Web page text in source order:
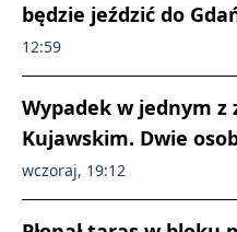
będzie jeździć do
12:59
Wypadek w jednym z
Kujawskim. Dwie
wczoraj, 19:12